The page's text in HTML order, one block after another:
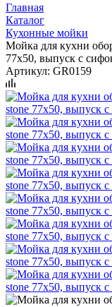
Главная
Каталог
Кухонные мойки
Мойка для кухни
77х50, выпуск с
Артикул: GR0159